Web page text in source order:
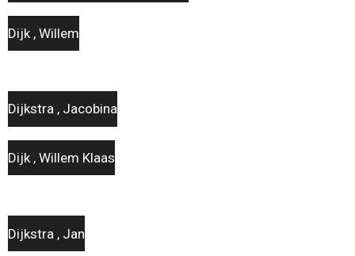
Dijk , Willem
Dijkstra , Jacobina
Dijk , Willem Klaas
Dijkstra , Jan